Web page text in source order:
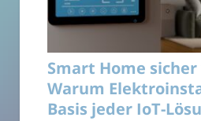
Smart Home
Warum
Basis jeder IoT-